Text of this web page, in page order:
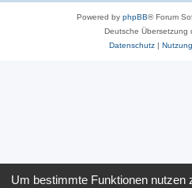
Powered by phpBB® Forum
Deutsche Übersetzung
Datenschutz|
Um bestimmte Funktionen nutzen